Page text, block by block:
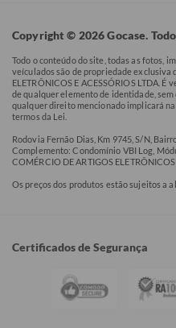
Copyright © 2026 Gocase.
Todo o conteúdo do site, todas as fotos,
veículados são de propriedade exclusiva
ELETRÔNICOS E ACESSÓRIOS LTDA.
de qualquer elemento de identidade,
qualquer direito mencionado implicará
termos da Lei.
Rodovia Fernão Dias, Km 9745, S/N,
Complemento: Condomínio VBI Log,
COMÉRCIO DE ARTIGOS
Os preços dos produtos estão sujeitos a
Certificados de Segurança